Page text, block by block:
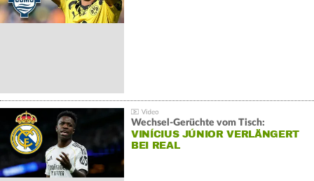
Wechsel-Gerüchte vom Tisch:
VINÍCIUS JÚNIOR VERLÄNGERT
BEI REAL